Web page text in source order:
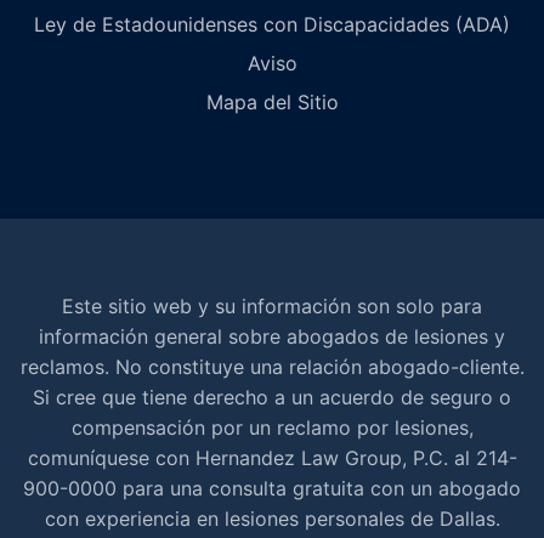
Ley de Estadounidenses con Discapacidades (ADA)
Aviso
Mapa del Sitio
Este sitio web y su información son solo para
información general sobre abogados de lesiones y
reclamos. No constituye una relación abogado-cliente.
Si cree que tiene derecho a un acuerdo de seguro o
compensación por un reclamo por lesiones,
comuníquese con Hernandez Law Group, P.C. al 214-
900-0000 para una consulta gratuita con un abogado
con experiencia en lesiones personales de Dallas.